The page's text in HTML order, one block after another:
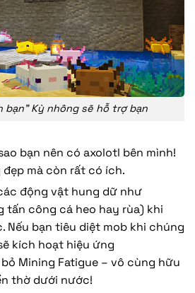
bạn” Kỳ nhông sẽ hỗ trợ bạn
bạn nên có axolotl bên mình!
mà còn rất có ích.
động vật hung dữ như
tấn công cá heo hay rùa) khi
Nếu bạn tiêu diệt mob khi chúng
kích hoạt hiệu ứng
Mining Fatigue – vô cùng hữu
thờ dưới nước!